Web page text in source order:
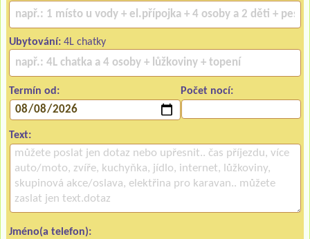
Ubytování: 4L chatky
Termín od: Počet nocí:
Text:
Jméno(a telefon):